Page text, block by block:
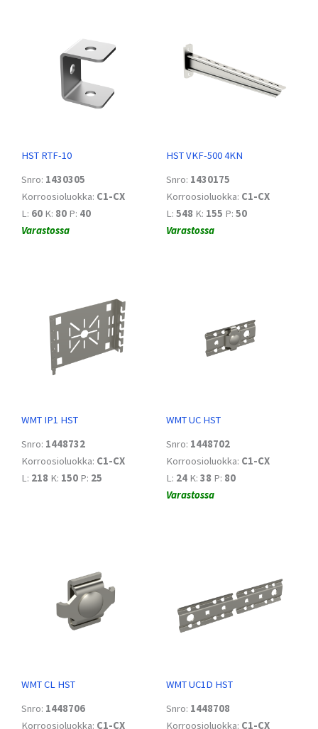
HST RTF-10
Snro: 1430305
Korroosioluokka: C1-CX
L: 60 K: 80 P: 40
Varastossa
HST VKF-500 4KN
Snro: 1430175
Korroosioluokka: C1-CX
L: 548 K: 155 P: 50
Varastossa
WMT IP1 HST
Snro: 1448732
Korroosioluokka: C1-CX
L: 218 K: 150 P: 25
WMT UC HST
Snro: 1448702
Korroosioluokka: C1-CX
L: 24 K: 38 P: 80
Varastossa
WMT CL HST
Snro: 1448706
Korroosioluokka: C1-CX
WMT UC1D HST
Snro: 1448708
Korroosioluokka: C1-CX